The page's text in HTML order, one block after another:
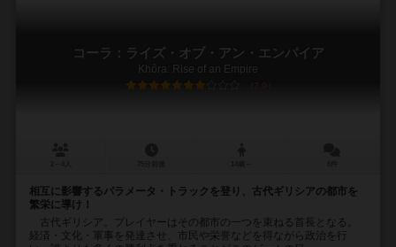
コーラ：ライズ・オブ・アン・エンパイア
Khôra: Rise of an Empire
7.0
相互に影響するパラメータ・トラックを登り、古代ギリシアの都市を
繁栄に導け！
古代ギリシア。プレイヤーはその都市の一つを束ねる首長となる。
経済・文化・軍事を発達させ、市民や栄誉などを得ながら政治を行